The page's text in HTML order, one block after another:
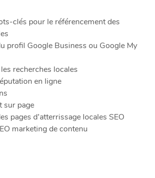
clés pour le référencement des
profil Google Business ou Google My
recherches locales
en ligne
sur page
pages d’atterrissage locales SEO
marketing de contenu